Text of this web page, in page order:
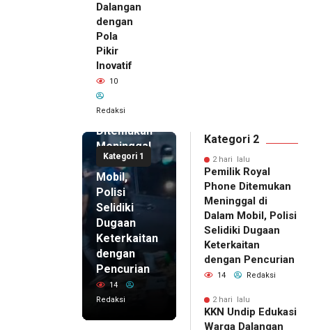
Dalangan
dengan
Pola
Pikir
Inovatif
10
Redaksi
Kategori 1
Pemilik
Royal
Phone
Ditemukan
Meninggal
di Dalam
Mobil,
Polisi
Selidiki
Dugaan
Keterkaitan
dengan
Pencurian
14
Redaksi
Kategori 2
2 hari lalu
Pemilik Royal
Phone Ditemukan
Meninggal di
Dalam Mobil, Polisi
Selidiki Dugaan
Keterkaitan
dengan Pencurian
14 Redaksi
2 hari lalu
KKN Undip Edukasi
Warga Dalangan